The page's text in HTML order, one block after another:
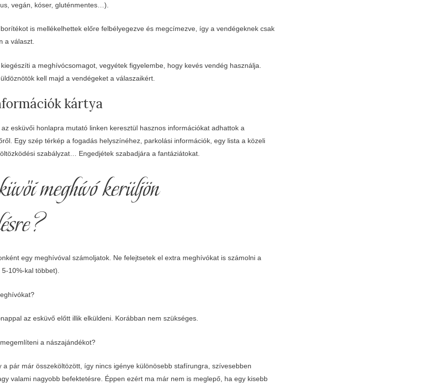
vegán, kóser, gluténmentes…).
is mellékelhettek előre felbélyegezve és megcímezve, így a vendégeknek csak
a választ.
a meghívócsomagot, vegyétek figyelembe, hogy kevés vendég használja.
kell majd a vendégeket a válaszaikért.
kártya
esküvői honlapra mutató linken keresztül hasznos információkat adhattok a
Egy szép térkép a fogadás helyszínéhez, parkolási információk, egy lista a közeli
szabályzat… Engedjétek szabadjára a fantáziátokat.
meghívó kerüljön
egy meghívóval számoljatok. Ne felejtsetek el extra meghívókat is számolni a
10%-kal többet).
az esküvő előtt illik elküldeni. Korábban nem szükséges.
a nászajándékot?
a pár már összeköltözött, így nincs igénye különösebb stafírungra, szívesebben
valami nagyobb befektetésre. Éppen ezért ma már nem is meglepő, ha egy kisebb